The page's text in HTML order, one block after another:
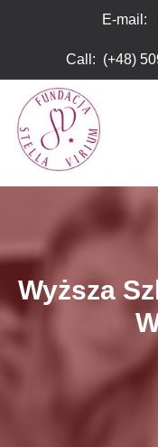
includes
accessibility
system.
E-mail:
Call : (+48)
Wyższa